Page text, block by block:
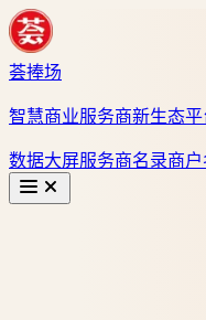
荟捧场
智慧商业服务商新生态平
数据大屏服务商名录商